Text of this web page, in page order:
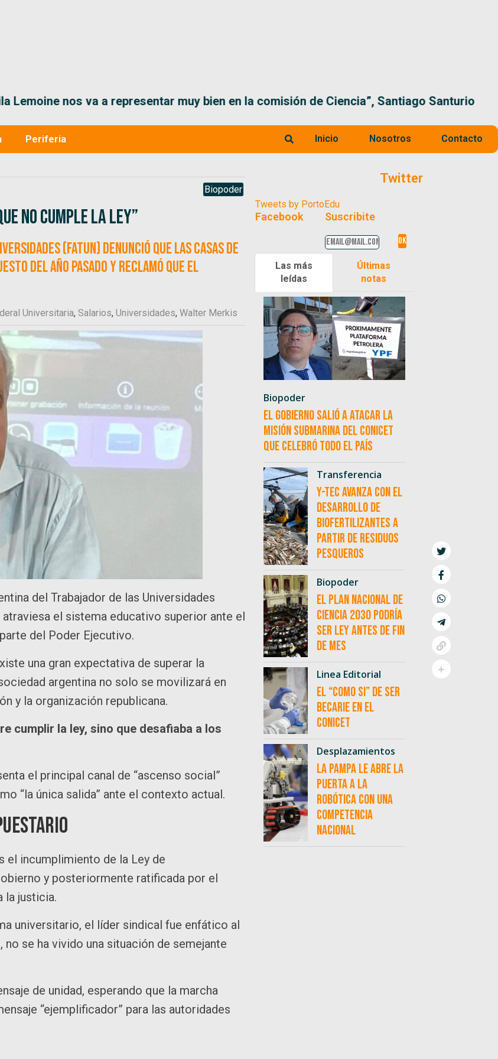
Lemoine nos va a representar muy bien en la comisión de Ciencia”, Santiago Santurio
Periferia Inicio Nosotros Contacto
Biopoder
no cumple la ley”
(FATUN) denunció que las casas de
del año pasado y reclamó que el
Universitaria, Salarios, Universidades, Walter Merkis
del Trabajador de las Universidades
el sistema educativo superior ante el
del Poder Ejecutivo.
una gran expectativa de superar la
argentina no solo se movilizará en
y la organización republicana.
cumplir la ley, sino que desafiaba a los
el principal canal de “ascenso social”
“la única salida” ante el contexto actual.
el incumplimiento de la Ley de
y posteriormente ratificada por el
la justicia.
universitario, el líder sindical fue enfático al
se ha vivido una situación de semejante
de unidad, esperando que la marcha
“ejemplificador” para las autoridades
Twitter
Tweets by PortoEdu
Facebook Suscribite
Las más
leídas
Últimas
notas
Biopoder
El Gobierno salió a atacar la
misión submarina del CONICET
que celebró todo el país
Transferencia
Y-TEC avanza con el
desarrollo de
biofertilizantes a
partir de residuos
pesqueros
Biopoder
El Plan Nacional de
Ciencia 2030 podría
ser ley antes de fin
de mes
Linea Editorial
El “como si” de ser
becarie en el
CONICET
Desplazamientos
La Pampa le abre la
puerta a la
robótica con una
competencia
nacional